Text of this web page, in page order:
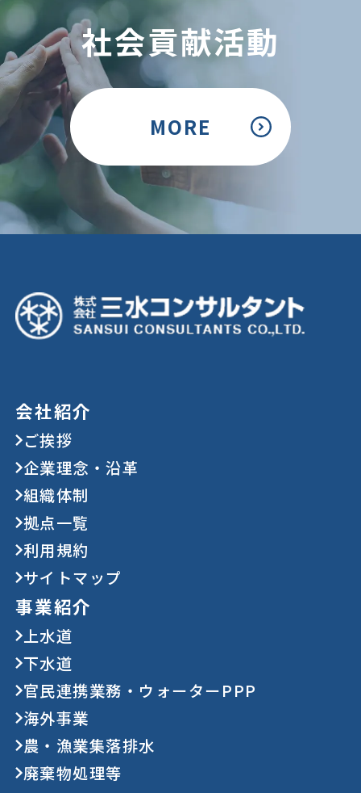
社会貢献活動
MORE
会社紹介
ご挨拶
企業理念・沿革
組織体制
拠点一覧
利用規約
サイトマップ
事業紹介
上水道
下水道
官民連携業務・ウォーターPPP
海外事業
農・漁業集落排水
廃棄物処理等